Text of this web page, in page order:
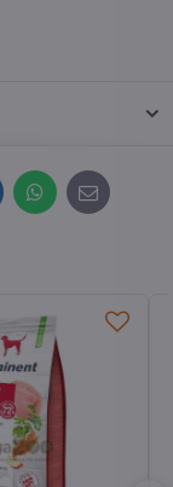
WhatsApp
E-
mail